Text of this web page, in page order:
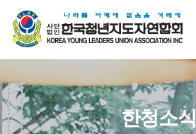
한청소식